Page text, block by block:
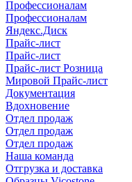
Профессионалам
Профессионалам
Яндекс.Диск
Прайс-лист
Прайс-лист
Прайс-лист Розница
Мировой Прайс-лист
Документация
Вдохновение
Отдел продаж
Отдел продаж
Отдел продаж
Наша команда
Отгрузка и доставка